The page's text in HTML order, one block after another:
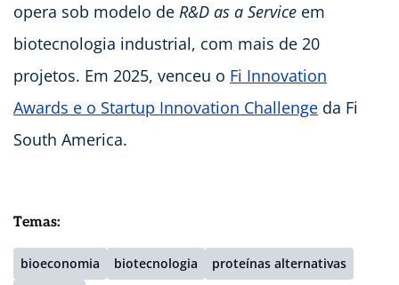
opera sob modelo de R&D as a Service em
biotecnologia industrial, com mais de 20
projetos. Em 2025, venceu o Fi Innovation
Awards e o Startup Innovation Challenge da Fi
South America.
Temas:
bioeconomia biotecnologia
proteínas alternativas